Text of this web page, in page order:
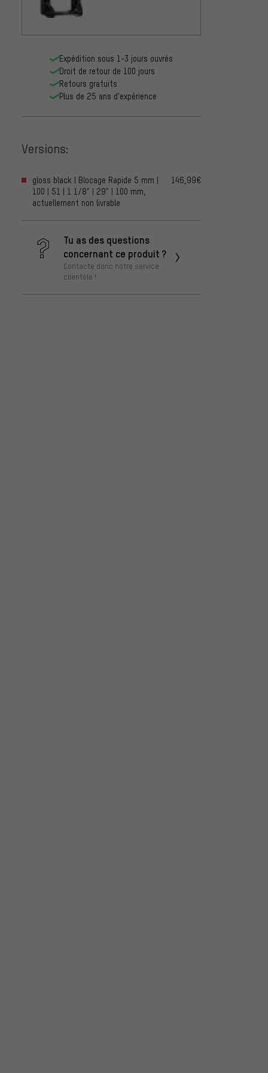
Expédition sous 1-3 jours ouvrés
Droit de retour de 100 jours
Retours gratuits
Plus de 25 ans d'expérience
Versions:
gloss black | Blocage Rapide 5 mm |
100 | 51 | 1 1/8" | 29" | 100 mm,
actuellement non livrable
146,99€
Tu as des questions
concernant ce produit ?
Contacte donc notre service
clientèle !